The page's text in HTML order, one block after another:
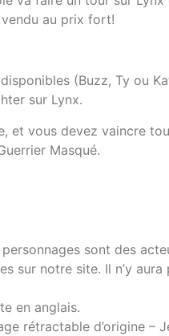
vendu au prix fort!
(Buzz, Ty ou
sur Lynx.
et vous devez vaincre
Masqué.
sont des
sur notre site. Il n’y aura
en anglais.
rétractable d’origine –